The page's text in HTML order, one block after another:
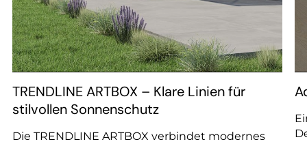
TRENDLINE ARTBOX – Klare Linien für
stilvollen Sonnenschutz
Die TRENDLINE ARTBOX verbindet modernes